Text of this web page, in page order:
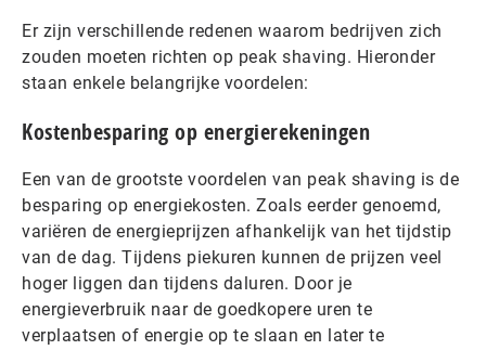
Er zijn verschillende redenen waarom bedrijven zich
zouden moeten richten op peak shaving. Hieronder
staan enkele belangrijke voordelen:
Kostenbesparing op energierekeningen
Een van de grootste voordelen van peak shaving is de
besparing op energiekosten. Zoals eerder genoemd,
variëren de energieprijzen afhankelijk van het tijdstip
van de dag. Tijdens piekuren kunnen de prijzen veel
hoger liggen dan tijdens daluren. Door je
energieverbruik naar de goedkopere uren te
verplaatsen of energie op te slaan en later te